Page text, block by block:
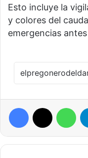
Esto incluye la
y colores del
emergencias
Facebook